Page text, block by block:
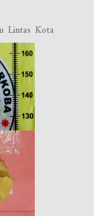
Lintas Kota